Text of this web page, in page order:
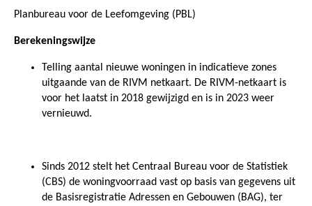
Planbureau voor de Leefomgeving (PBL)
Berekeningswijze
Telling aantal nieuwe woningen in indicatieve zones
uitgaande van de RIVM netkaart. De RIVM-netkaart is
voor het laatst in 2018 gewijzigd en is in 2023 weer
vernieuwd.
Sinds 2012 stelt het Centraal Bureau voor de Statistiek
(CBS) de woningvoorraad vast op basis van gegevens uit
de Basisregistratie Adressen en Gebouwen (BAG), ter